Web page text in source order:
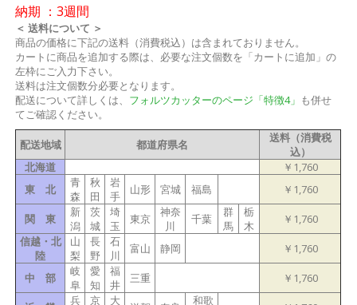
納期 ：3週間
＜ 送料について ＞
商品の価格に下記の送料（消費税込）は含まれておりません。
カートに商品を追加する際は、必要な注文個数を「カートに追加」の
左枠にご入力下さい。
送料は注文個数分必要となります。
配送について詳しくは、 フォルツカッターのページ「特徴4」 も併せ
てご確認ください。
配送地域 都道府県名
送料（消費税
込）
北海道
￥1,760
東 北
青
森
秋
田
岩
手
山形 宮城 福島 ￥1,760
関 東
新
潟
茨
城
埼
玉
東京
神奈
川
千葉
群
馬
栃
木
￥1,760
信越・北
陸
山
梨
長
野
石
川
富山 静岡 ￥1,760
中 部
岐
阜
愛
知
福
井
三重 ￥1,760
兵
京
大
和歌